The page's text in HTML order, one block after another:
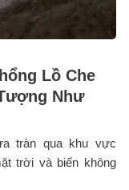
Lồ Che
Như
tràn qua khu vực
trời và biến không